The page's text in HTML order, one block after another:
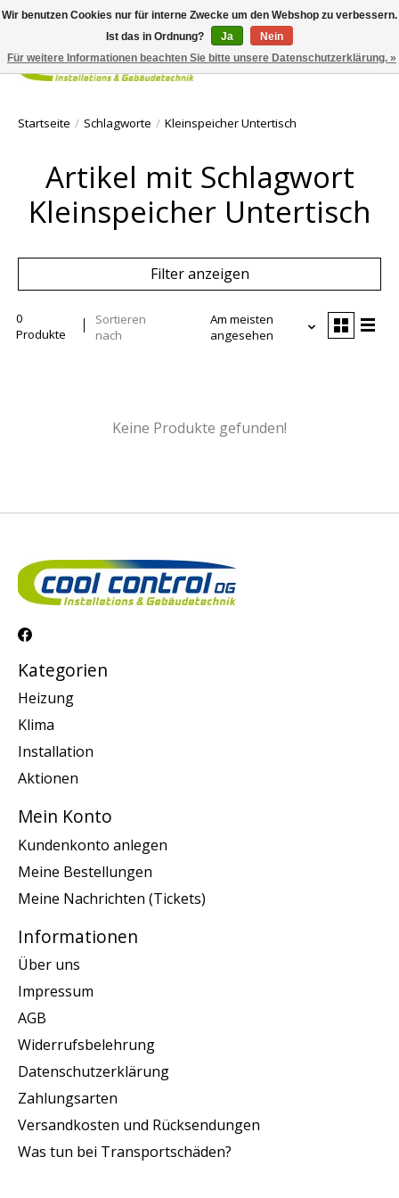
Ihr
Startseite / Schlagworte / Kleinspeicher Untertisch
Artikel mit Schlagwort
Kleinspeicher Untertisch
Filter anzeigen
0
Produkte
Sortieren
nach
Am meisten
angesehen
Keine Produkte gefunden!
Kategorien
Heizung
Klima
Installation
Aktionen
Mein Konto
Kundenkonto anlegen
Meine Bestellungen
Meine Nachrichten (Tickets)
Informationen
Über uns
Impressum
AGB
Widerrufsbelehrung
Datenschutzerklärung
Zahlungsarten
Versandkosten und Rücksendungen
Was tun bei Transportschäden?
Wir benutzen Cookies nur für interne Zwecke um den Webshop zu verbessern.
Ist das in Ordnung?
Ja
Nein
Für weitere Informationen beachten Sie bitte unsere Datenschutzerklärung. »